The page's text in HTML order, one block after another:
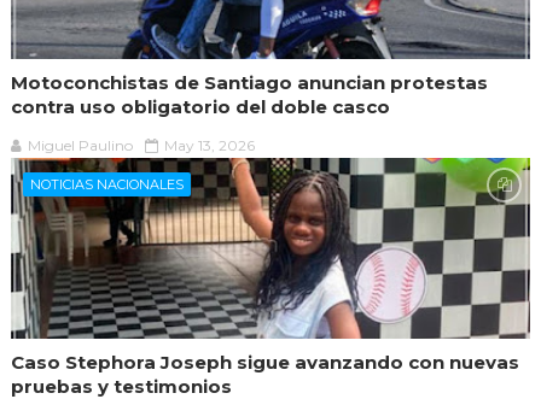
Motoconchistas de Santiago anuncian protestas
contra uso obligatorio del doble casco
Miguel Paulino May 13, 2026
NOTICIAS NACIONALES
Caso Stephora Joseph sigue avanzando con nuevas
pruebas y testimonios